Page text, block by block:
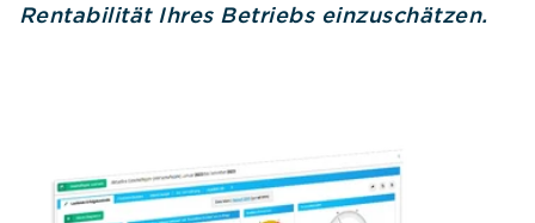
Rentabilität Ihres Betriebs einzuschätzen.